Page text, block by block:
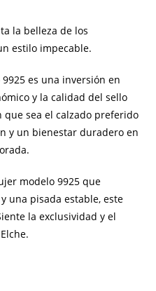
la belleza de los
estilo impecable.
es una inversión en
y la calidad del sello
que sea el calzado preferido
y un bienestar duradero en
modelo 9925 que
una pisada estable, este
la exclusividad y el